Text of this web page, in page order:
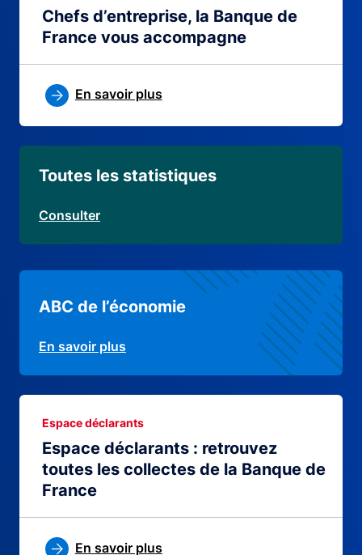
Chefs d’entreprise, la Banque de
France vous accompagne
En savoir plus
Toutes les statistiques
Consulter
ABC de l’économie
En savoir plus
Espace déclarants : retrouvez
toutes les collectes de la Banque de
France
Espace déclarants
En savoir plus